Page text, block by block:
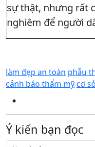
sự thật, nhưng rất
nghiêm để người
làm đẹp an toàn phẫu
cảnh báo thẩm mỹcơ
Ý kiến bạn đọc